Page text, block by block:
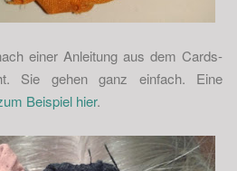
einer Anleitung aus dem Cards-
Sie gehen ganz einfach. Eine
Beispiel hier.